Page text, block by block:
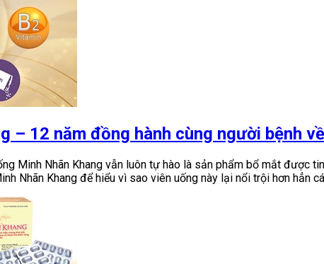
– 12 năm đồng hành cùng người bệnh
Minh Nhãn Khang vẫn luôn tự hào là sản phẩm bổ mắt được
Nhãn Khang để hiểu vì sao viên uống này lại nổi trội hơn hẳn